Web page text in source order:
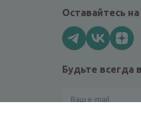
Оставайтесь на
Будьте всегда